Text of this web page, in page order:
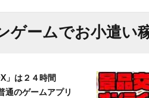
ゲームでお小遣い
」は２４時間
通のゲームアプリ